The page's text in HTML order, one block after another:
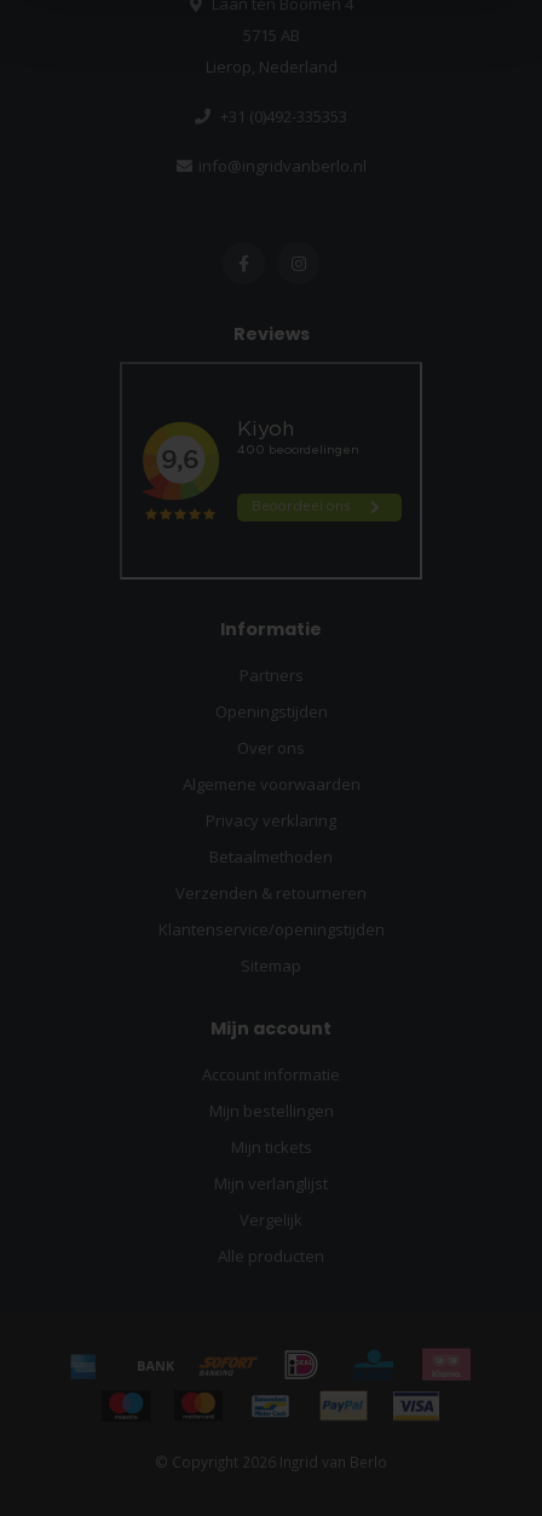
5715 AB
Lierop, Nederland
+31 (0)492-335353
info@ingridvanberlo.nl
Reviews
Informatie
Partners
Openingstijden
Over ons
Algemene voorwaarden
Privacy verklaring
Betaalmethoden
Verzenden & retourneren
Klantenservice/openingstijden
Sitemap
Mijn account
Account informatie
Mijn bestellingen
Mijn tickets
Mijn verlanglijst
Vergelijk
Alle producten
© Copyright 2026 Ingrid van Berlo